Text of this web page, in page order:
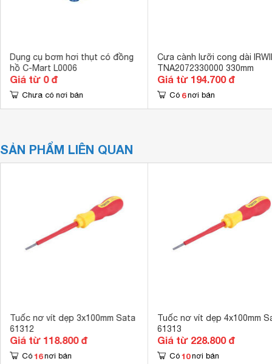
Dụng cụ bơm hơi thụt có đồng
hồ C-Mart L0006
Giá từ 0 đ
Chưa có nơi bán
Cưa cành lưỡi cong dài
TNA2072330000 330mm
Giá từ 194.700 đ
Có 6 nơi bán
SẢN PHẨM LIÊN QUAN
Tuốc nơ vít dẹp 3x100mm Sata
61312
Giá từ 118.800 đ
Có 16 nơi bán
Tuốc nơ vít dẹp 4x100mm
61313
Giá từ 228.800 đ
Có 10 nơi bán